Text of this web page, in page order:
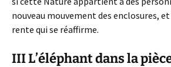
nouveau mouvement des enclosures,
rente qui se réaffirme.
III L’éléphant dans la